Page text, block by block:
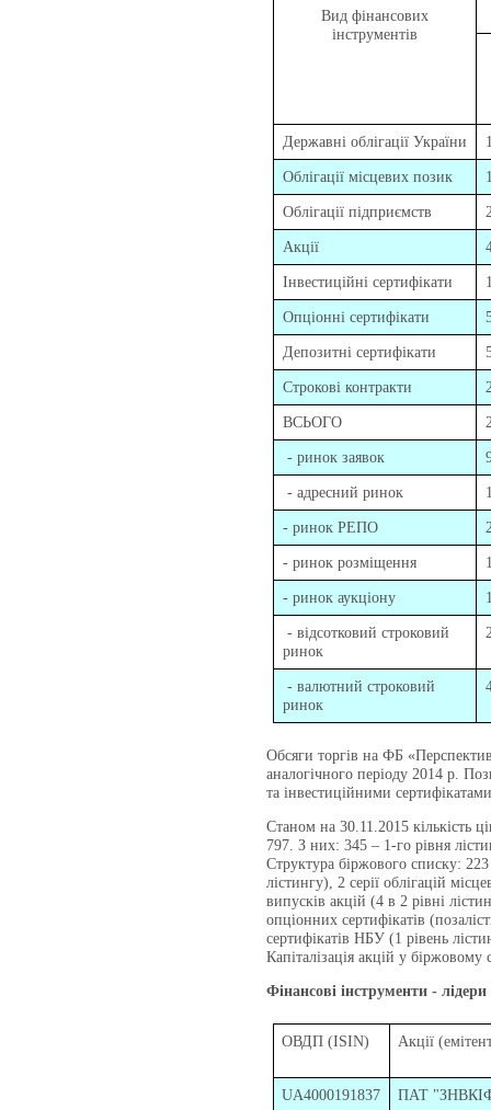
Вид фінансових
інструментів
Державні облігації України
Облігації місцевих позик
Облігації підприємств
Акції
Інвестиційні сертифікати
Опціонні сертифікати
Депозитні сертифікати
Строкові контракти
ВСЬОГО
- ринок заявок
- адресний ринок
- ринок РЕПО
- ринок розміщення
- ринок аукціону
- відсотковий строковий
ринок
- валютний строковий
ринок
Обсяги торгів на ФБ
аналогічного періоду 2014 р.
та інвестиційними
Станом на 30.11.2015 кількість
797. З них: 345 – 1-го рівня
Структура біржового списку:
лістингу), 2 серії облігацій
випусків акцій (4 в 2 рівні
опціонних сертифікатів
сертифікатів НБУ (1 рівень
Капіталізація акцій у
Фінансові інструменти -
ОВДП (ISIN) Акції
UA4000191837 ПАТ